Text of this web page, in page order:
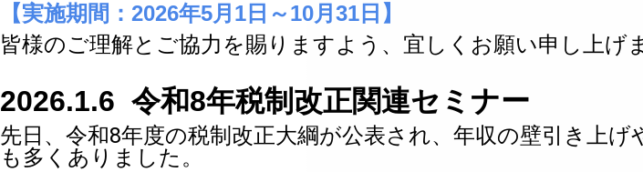
【実施期間： 2026年5月1日～10月31日】
皆様のご理解とご協力を賜りますよう、宜しくお願い申し上げ
2026.1.6 令和8年税制改正関連セミナー
先日、令和8年度の税制改正大綱が公表され、年収の壁引き上
も多くありました。